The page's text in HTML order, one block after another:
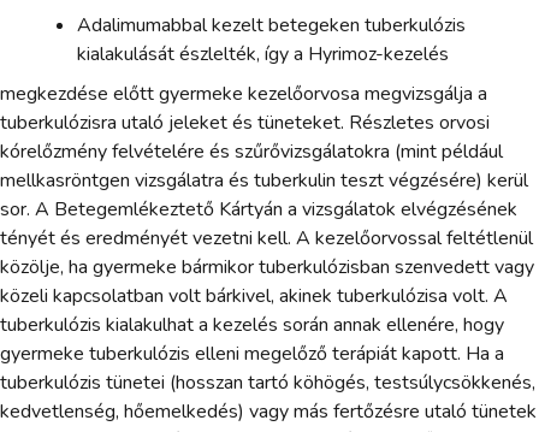
Adalimumabbal kezelt betegeken tuberkulózis
kialakulását észlelték, így a Hyrimoz-kezelés
megkezdése előtt gyermeke kezelőorvosa megvizsgálja a
tuberkulózisra utaló jeleket és tüneteket. Részletes orvosi
kórelőzmény felvételére és szűrővizsgálatokra (mint például
mellkasröntgen vizsgálatra és tuberkulin teszt végzésére) kerül
sor. A Betegemlékeztető Kártyán a vizsgálatok elvégzésének
tényét és eredményét vezetni kell. A kezelőorvossal feltétlenül
közölje, ha gyermeke bármikor tuberkulózisban szenvedett vagy
közeli kapcsolatban volt bárkivel, akinek tuberkulózisa volt. A
tuberkulózis kialakulhat a kezelés során annak ellenére, hogy
gyermeke tuberkulózis elleni megelőző terápiát kapott. Ha a
tuberkulózis tünetei (hosszan tartó köhögés, testsúlycsökkenés,
kedvetlenség, hőemelkedés) vagy más fertőzésre utaló tünetek